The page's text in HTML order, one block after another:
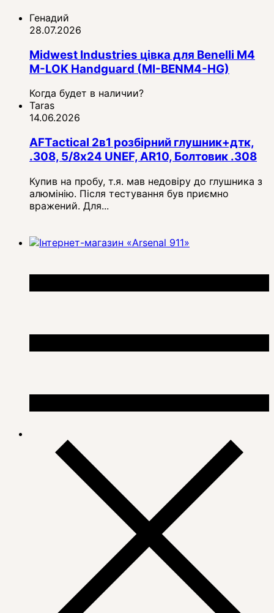
Генадий
28.07.2026
Midwest Industries цівка для Benelli M4
M-LOK Handguard (MI-BENM4-HG)
Когда будет в наличии?
Taras
14.06.2026
AFTactical 2в1 розбірний глушник+дтк,
.308, 5/8x24 UNEF, AR10, Болтовик .308
Купив на пробу, т.я. мав недовіру до глушника з
алюмінію. Після тестування був приємно
вражений. Для...